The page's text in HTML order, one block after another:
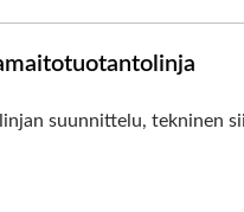
suunnittelu, tekninen